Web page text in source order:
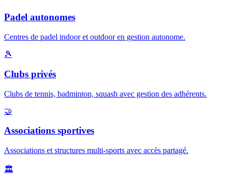
Padel autonomes
Centres de padel indoor et outdoor en gestion autonome.
🎾
Clubs privés
Clubs de tennis, badminton, squash avec gestion des adhérents.
🤝
Associations sportives
Associations et structures multi-sports avec accès partagé.
🏛️